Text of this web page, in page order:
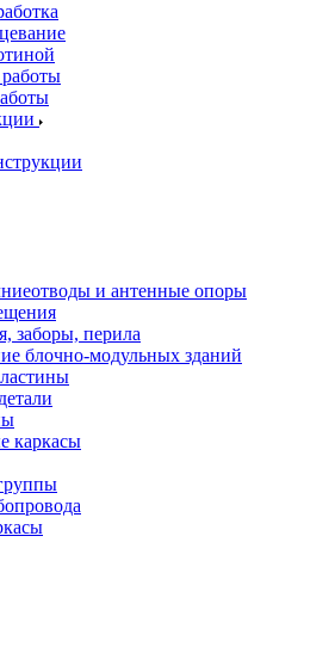
и антенные опоры
заборы, перила
блочно-модульных зданий
каркасы